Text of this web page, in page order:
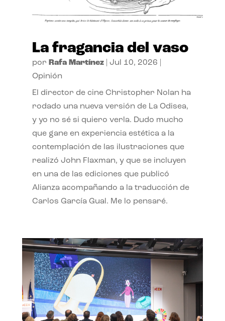
La fragancia del vaso
por Rafa Martínez| Jul 10, 2026
Opinión
El director de cine Christopher Nolan ha
rodado una nueva versión de La Odisea,
y yo no sé si quiero verla. Dudo mucho
que gane en experiencia estética a la
contemplación de las ilustraciones que
realizó John Flaxman, y que se incluyen
en una de las ediciones que publicó
Alianza acompañando a la traducción de
Carlos García Gual. Me lo pensaré.